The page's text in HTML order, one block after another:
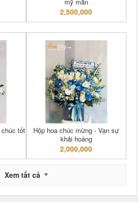
mỹ mãn
2,500,000
chúc tốt
Hộp hoa chúc mừng - Vạn sự
khải hoàng
2,000,000
Xem tất cả